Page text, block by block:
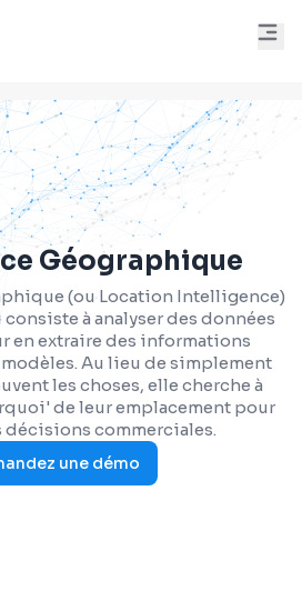
Géographique
(ou Location Intelligence)
à analyser des données
en extraire des informations
Au lieu de simplement
les choses, elle cherche à
de leur emplacement pour
commerciales.
une démo